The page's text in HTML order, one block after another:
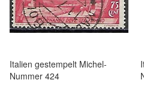
Italien gestempelt Michel-
Nummer 424